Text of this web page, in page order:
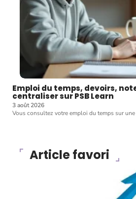
Emploi du temps, devoirs,
centraliser sur PSB Learn
3 août 2026
Vous consultez votre emploi du temps sur
Article favori